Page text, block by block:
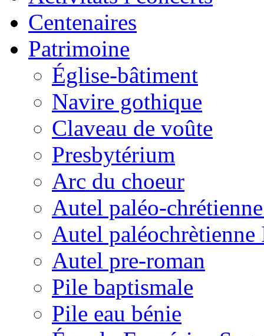
Centenaires
Patrimoine
Église-bâtiment
Navire gothique
Claveau de voûte
Presbytérium
Arc du choeur
Autel paléo-
Autel paléochrètienne
Autel pre-roman
Pile baptismale
Pile eau bénie